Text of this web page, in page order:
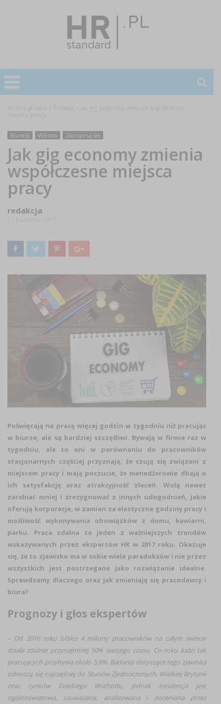
Rozwój Wiedza Zainspiruj się
Jak gig economy zmienia
współczesne miejsca
pracy
redakcja
Poświęcają na pracę więcej godzin w tygodniu niż pracując
w biurze, ale są bardziej szczęśliwi. Bywają w firmie raz w
tygodniu, ale to oni w porównaniu do pracowników
stacjonarnych częściej przyznają, że czują się związani z
miejscem pracy i mają poczucie, że menedżerowie dbają o
ich satysfakcję oraz atrakcyjność zleceń. Wolą nawet
zarabiać mniej i zrezygnować z innych udogodnień, jakie
oferują korporacje, w zamian za elastyczne godziny pracy i
możliwość wykonywania obowiązków z domu, kawiarni,
parku. Praca zdalna to jeden z ważniejszych trendów
wskazywanych przez ekspertów HR w 2017 roku. Okazuje
się, że to zjawisko ma w sobie wiele paradoksów i nie przez
wszystkich jest postrzegane jako rozwiązanie idealne.
Sprawdzamy dlaczego oraz jak zmieniają się pracodawcy i
biura?
Prognozy i głos ekspertów
– Od 2016 roku blisko 4 miliony pracowników na całym świecie
działa zdalnie przynajmniej 50% swojego czasu. Co roku ludzi tak
pracujących przybywa około 5,8%.Badania dotyczące tego zjawiska
odnoszą się najczęściej do Stanów Zjednoczonych, Wielkiej Brytanii
oraz rynków Dalekiego Wschodu, jednak tendencja jest
ogólnoświatowa, zauważana, analizowana i doceniana przez